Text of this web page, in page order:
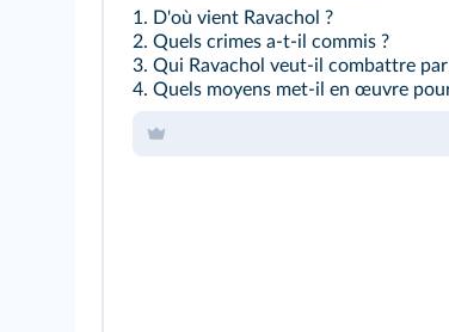
1. D'où vient Ravachol ?
2. Quels crimes a‑t‑il commis ?
3. Qui Ravachol veut‑il combattre par
4. Quels moyens met‑il en œuvre